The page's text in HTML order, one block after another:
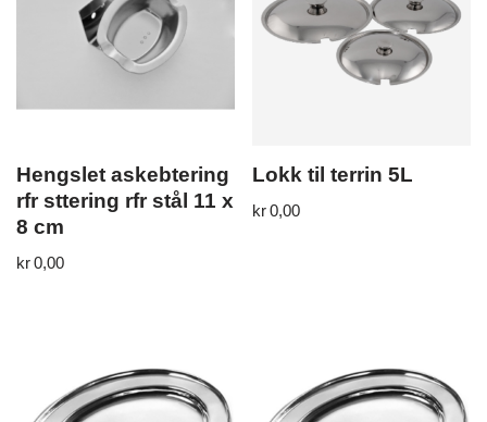
Hengslet askebtering
rfr sttering rfr stål 11 x
8 cm
kr0,00
Lokk til terrin 5L
kr0,00